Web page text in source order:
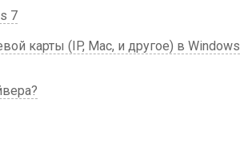
7
карты (IP, Mac, и другое) в Windows